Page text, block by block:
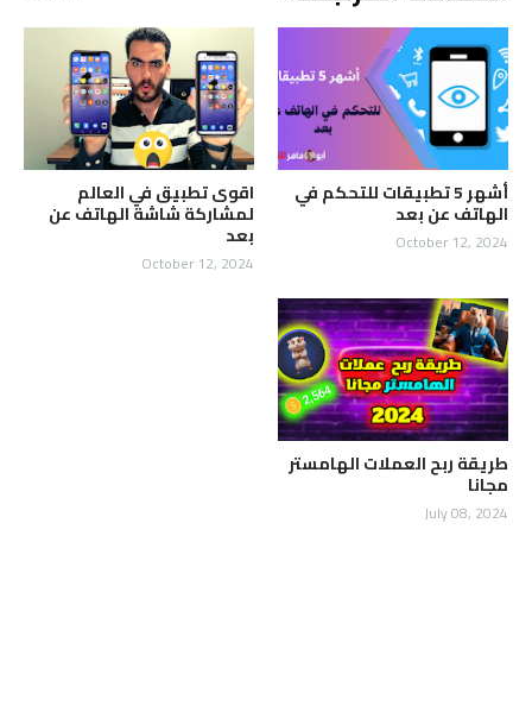
أشهر 5 تطبيقات للتحكم في
الهاتف عن بعد
October 12, 2024
اقوى تطبيق في العالم
لمشاركة شاشة الهاتف عن
بعد
October 12, 2024
طريقة ربح العملات الهامستر
مجانا
July 08, 2024